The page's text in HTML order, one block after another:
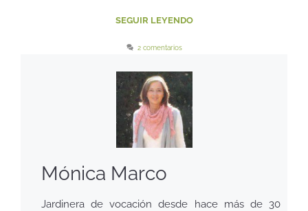
SEGUIR LEYENDO
2 comentarios
Mónica Marco
Jardinera de vocación desde hace más de 30